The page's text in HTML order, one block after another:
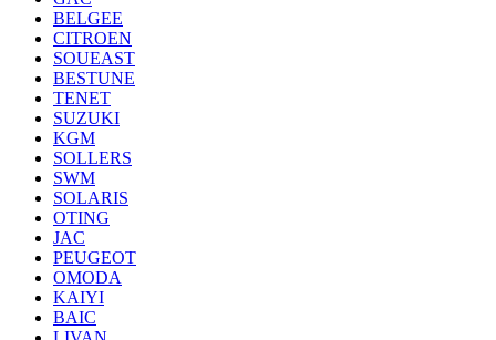
BELGEE
CITROEN
SOUEAST
BESTUNE
TENET
SUZUKI
KGM
SOLLERS
SWM
SOLARIS
OTING
JAC
PEUGEOT
OMODA
KAIYI
BAIC